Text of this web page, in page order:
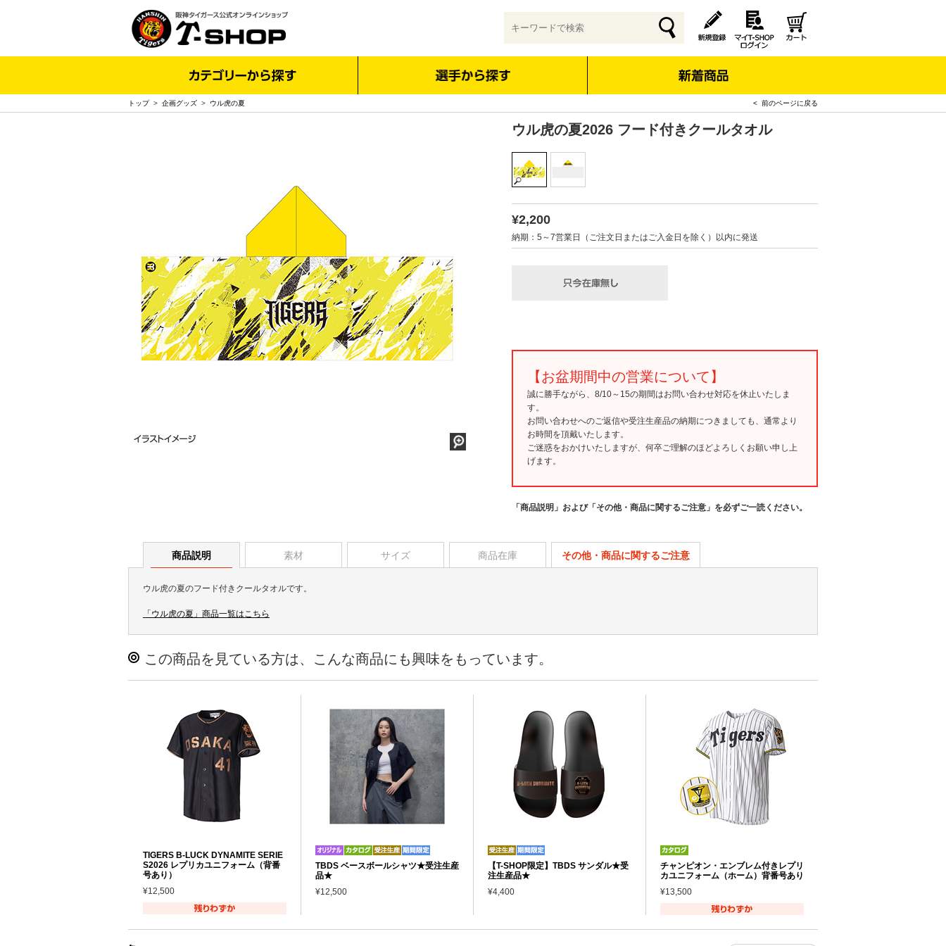
トップ> 企画グッズ > ウル虎の夏 < 前のページに戻る
ウル虎の夏2026 フード付きクールタオル
¥2,200
納期：5～7営業日（ご注文日またはご入金日を除く）以内に発送
【お盆期間中の営業について】
誠に勝手ながら、8/10～15の期間はお問い合わせ対応を休止いたしま
す。
お問い合わせへのご返信や受注生産品の納期につきましても、通常より
お時間を頂戴いたします。
ご迷惑をおかけいたしますが、何卒ご理解のほどよろしくお願い申し上
げます。
「商品説明」および「その他・商品に関するご注意」を必ずご一読ください。
商品説明 素材 サイズ 商品在庫 その他・商品に関するご注意
ウル虎の夏のフード付きクールタオルです。
「ウル虎の夏」商品一覧はこちら
この商品を見ている方は、こんな商品にも興味をもっています。
TIGERS B-LUCK DYNAMITE SERIE
S2026 レプリカユニフォーム（背番
号あり）
¥12,500
TBDS ベースボールシャツ★受注生産
品★
¥12,500
【T-SHOP限定】TBDS サンダル★受
注生産品★
¥4,400
チャンピオン・エンブレム付きレプリ
カユニフォーム（ホーム）背番号あり
¥13,500